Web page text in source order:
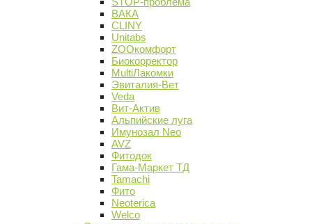
ВАКА
CLINY
Unitabs
ZOOкомфорт
Биокорректор
MultiЛакомки
Эвиталия-Вет
Veda
Вит-Актив
Альпийские луга
Имунозал Neo
AVZ
Фитодок
Гама-Маркет ТД
Tamachi
Фито
Neoterica
Welco